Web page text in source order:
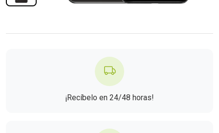
¡Recíbelo en 24/48 horas!